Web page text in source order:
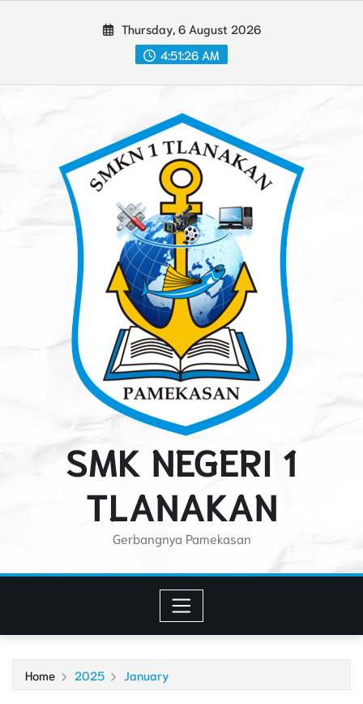
Thursday, 6 August 2026
4:51:27 AM
SMK NEGERI 1
TLANAKAN
Gerbangnya Pamekasan
Home 2025 January